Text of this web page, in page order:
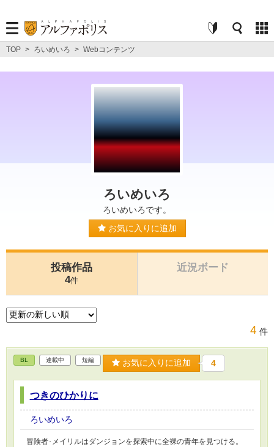
TOP > ろいめいろ > Webコンテンツ
ろいめいろ
ろいめいろです。
お気に入りに追加
投稿作品
4件
近況ボード
4 件
BL 連載中 短編 お気に入りに追加 4
つきのひかりに
ろいめいろ
冒険者･メイリルはダンジョンを探索中に全裸の青年を見つける。